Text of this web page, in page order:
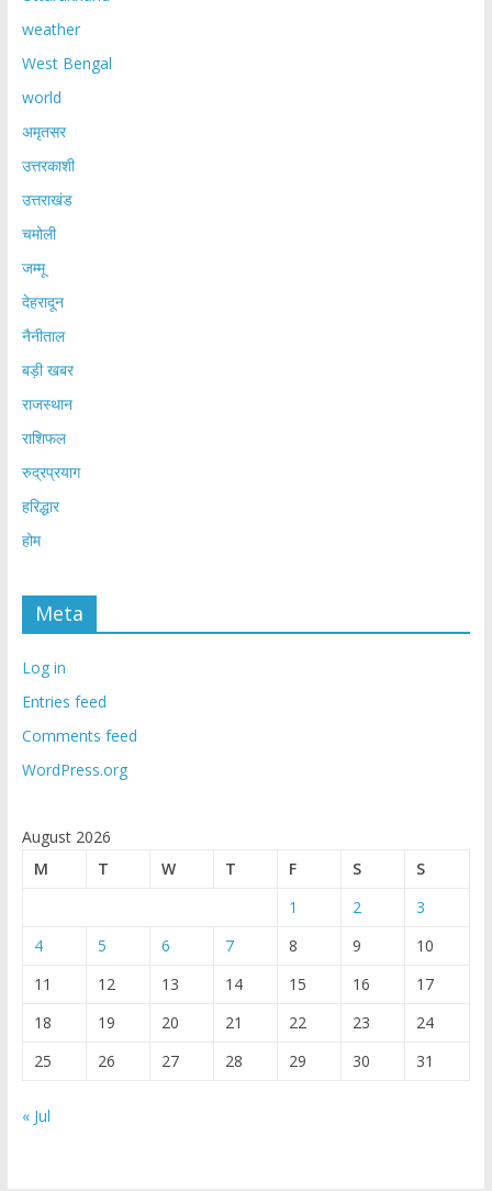
weather
West Bengal
world
अमृतसर
उत्तरकाशी
उत्तराखंड
चमोली
जम्मू
देहरादून
नैनीताल
बड़ी खबर
राजस्थान
राशिफल
रुद्रप्रयाग
हरिद्धार
होम
Meta
Log in
Entries feed
Comments feed
WordPress.org
August 2026
M
T W T F S
S
1
2
3
4
5 6 7 8 9
10
11
12 13 14 15 16
17
18
19 20 21 22 23
24
25
26 27 28 29 30 31
« Jul